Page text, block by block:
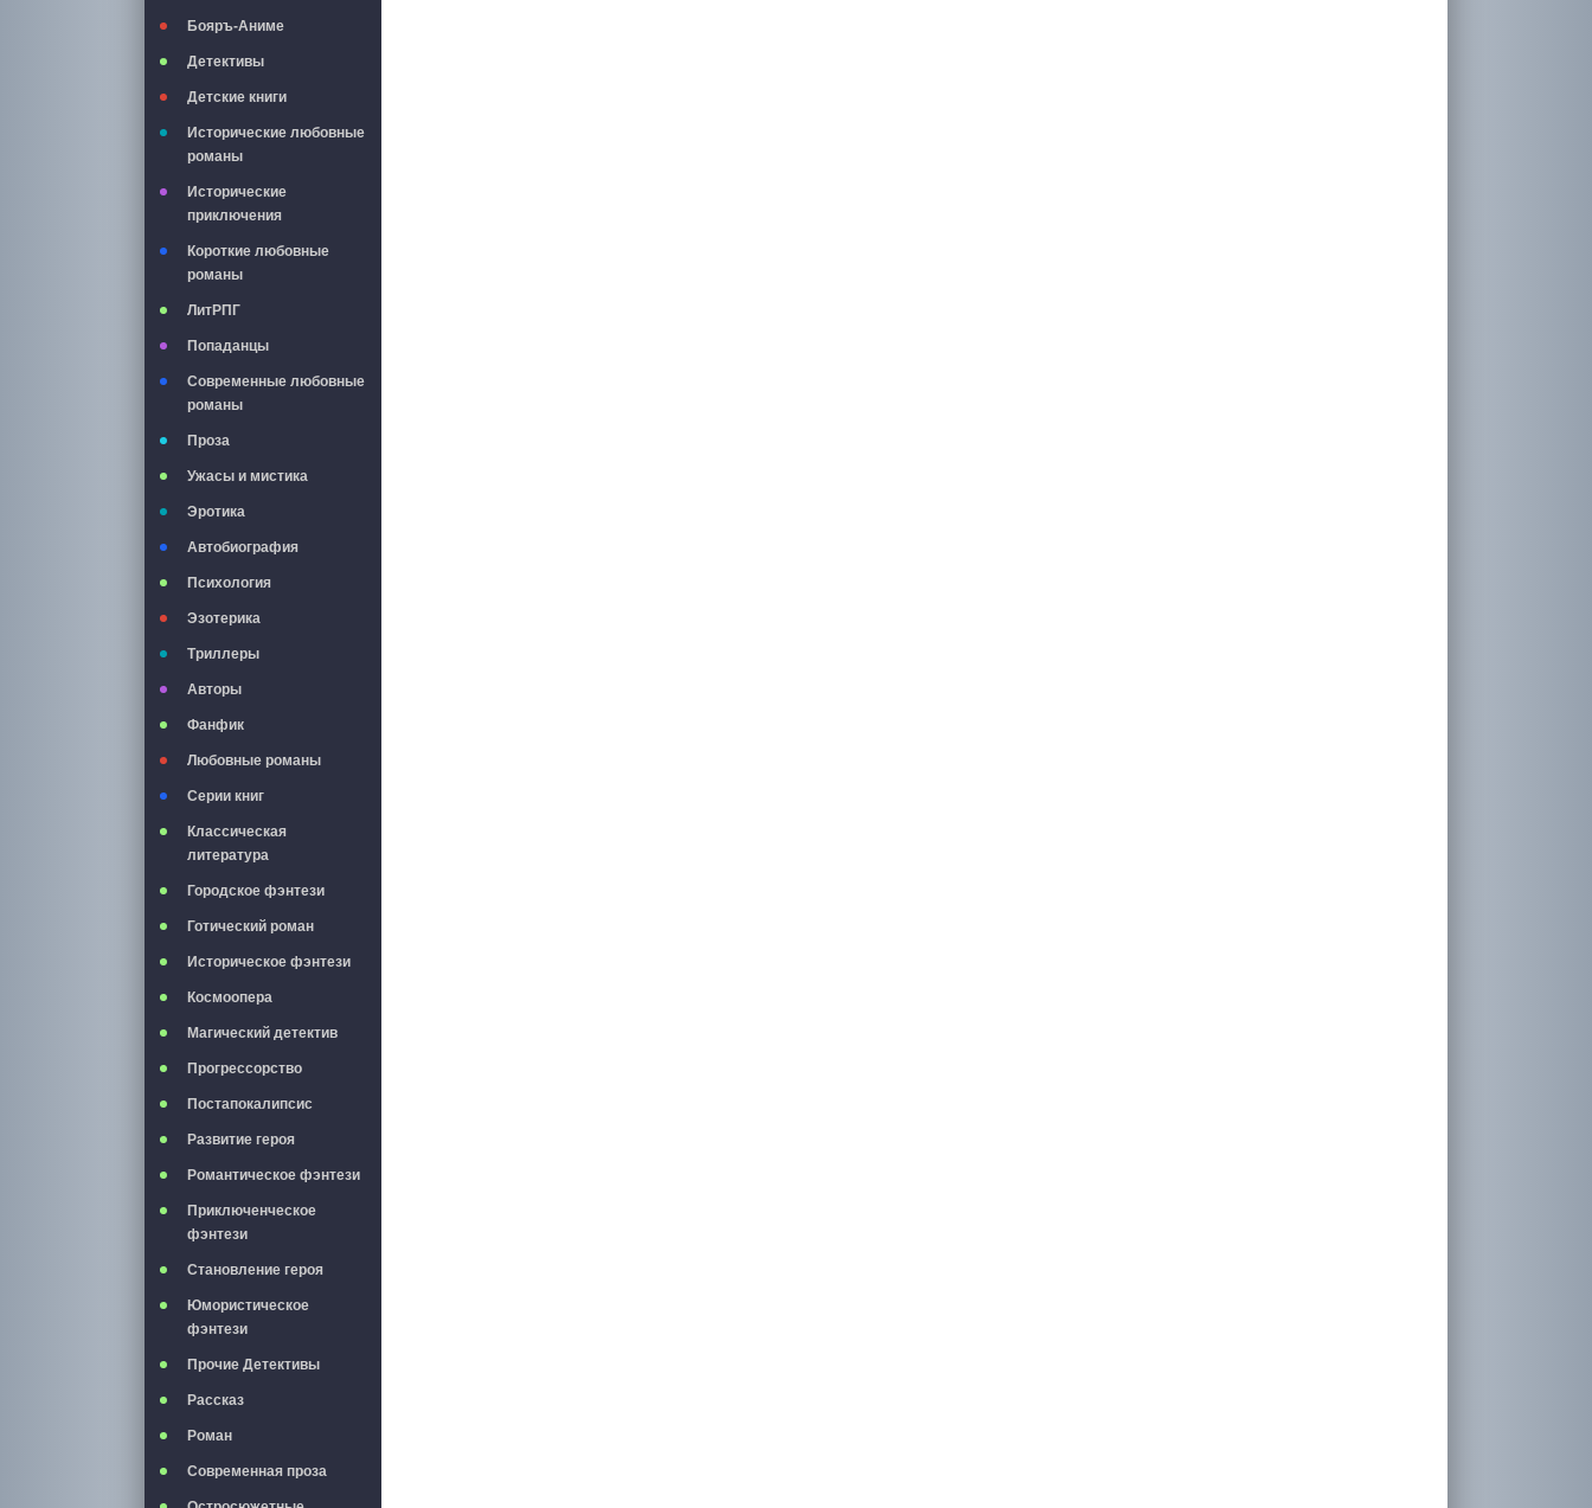
Бояръ-Аниме
Детективы
Детские книги
Исторические любовные
романы
Исторические
приключения
Короткие любовные
романы
ЛитРПГ
Попаданцы
Современные любовные
романы
Проза
Ужасы и мистика
Эротика
Автобиография
Психология
Эзотерика
Триллеры
Авторы
Фанфик
Любовные романы
Серии книг
Классическая
литература
Городское фэнтези
Готический роман
Историческое фэнтези
Космоопера
Магический детектив
Прогрессорство
Постапокалипсис
Развитие героя
Романтическое фэнтези
Приключенческое
фэнтези
Становление героя
Юмористическое
фэнтези
Прочие Детективы
Рассказ
Роман
Современная проза